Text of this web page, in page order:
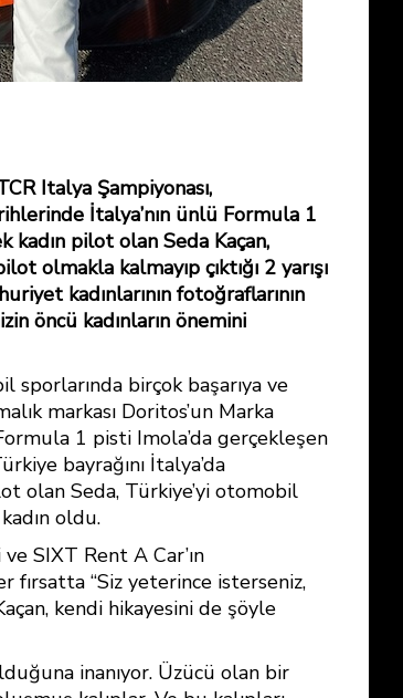
Italya Şampiyonası,
İtalya’nın ünlü Formula 1
kadın pilot olan Seda Kaçan,
olmakla kalmayıp çıktığı 2 yarışı
kadınlarının fotoğraflarının
öncü kadınların önemini
birçok başarıya ve
markası Doritos’un Marka
1 pisti Imola’da gerçekleşen
bayrağını İtalya’da
olan Seda, Türkiye’yi otomobil
oldu.
SIXT Rent A Car’ın
fırsatta “Siz yeterince isterseniz,
kendi hikayesini de şöyle
inanıyor. Üzücü olan bir